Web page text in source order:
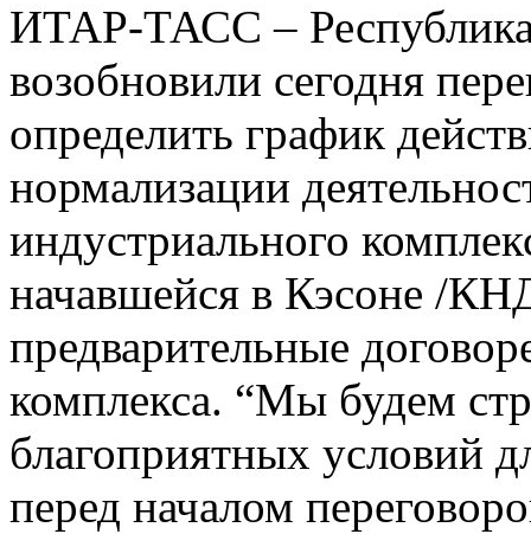
ИТАР-ТАСС –
возобновили сегодня
определить график
нормализации
индустриального
начавшейся в Кэсоне /
предварительные
комплекса. “Мы будем
благоприятных условий
перед началом